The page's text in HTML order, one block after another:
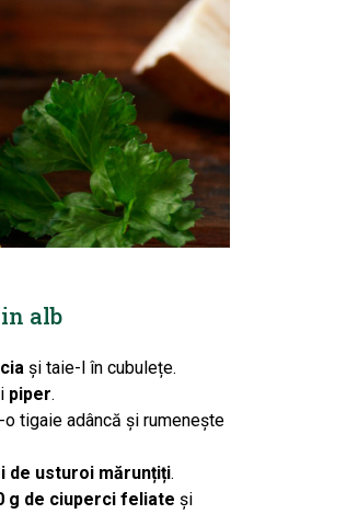
alb
și taie-l în cubulețe.
piper.
o tigaie adâncă și rumenește
de usturoi mărunțiți.
g de ciuperci feliate și